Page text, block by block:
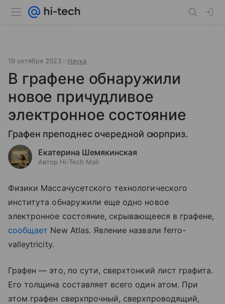
19 октября 2023 Наука
В графене обнаружили
новое причудливое
электронное состояние
Графен преподнес очередной сюрприз.
Екатерина Шемякинская
Автор Hi-Tech Mail
Физики Массачусетского технологического
института обнаружили еще одно новое
электронное состояние, скрывающееся в графене,
сообщает New Atlas. Явление назвали ferro-
valleytricity.
Графен — это, по сути, сверхтонкий лист графита.
Его толщина составляет всего один атом. При
этом графен сверхпрочный, сверхпроводящий,